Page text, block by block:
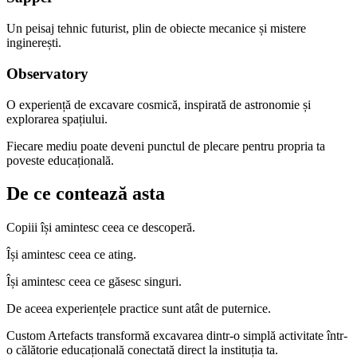
Un peisaj tehnic futurist, plin de obiecte mecanice și mistere
inginerești.
Observatory
O experiență de excavare cosmică, inspirată de astronomie și
explorarea spațiului.
Fiecare mediu poate deveni punctul de plecare pentru propria ta
poveste educațională.
De ce contează asta
Copiii își amintesc ceea ce descoperă.
Își amintesc ceea ce ating.
Își amintesc ceea ce găsesc singuri.
De aceea experiențele practice sunt atât de puternice.
Custom Artefacts transformă excavarea dintr-o simplă activitate într-
o călătorie educațională conectată direct la instituția ta.